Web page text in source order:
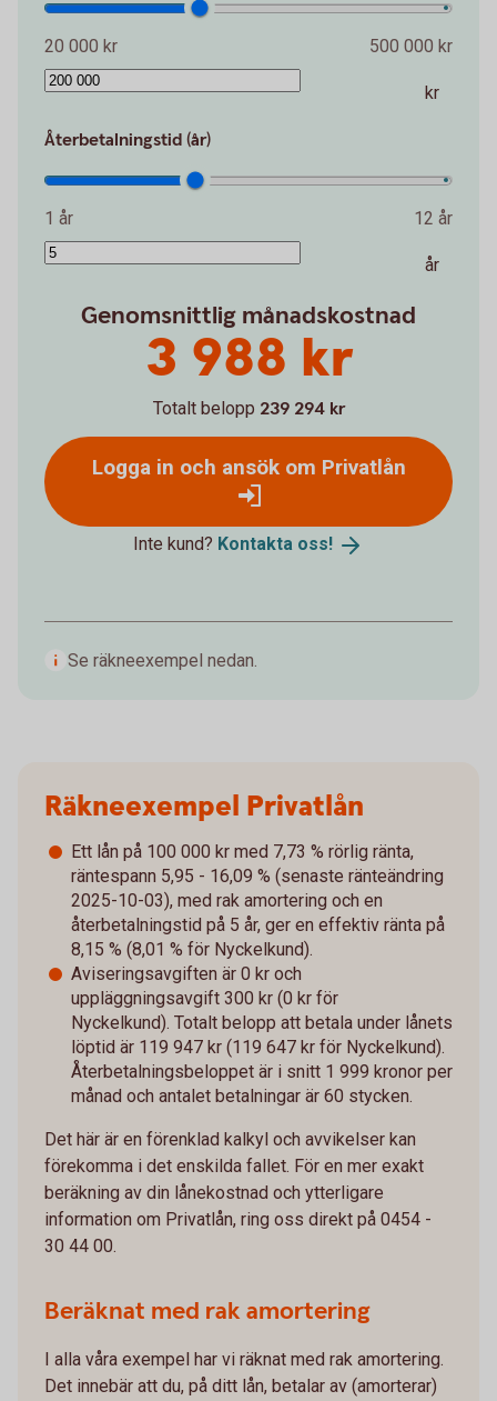
20 000 kr 500 000 kr
kr
Återbetalningstid (år)
1 år 12 år
år
Genomsnittlig månadskostnad
3 988 kr
Totalt belopp 239 294 kr
Logga in och ansök om Privatlån
Inte kund? Kontakta oss!
Se räkneexempel nedan.
Räkneexempel Privatlån
Ett lån på 100 000 kr med 7,73 % rörlig ränta,
räntespann 5,95 - 16,09 % (senaste ränteändring
2025-10-03), med rak amortering och en
återbetalningstid på 5 år, ger en effektiv ränta på
8,15 % (8,01 % för Nyckelkund).
Aviseringsavgiften är 0 kr och
uppläggningsavgift 300 kr (0 kr för
Nyckelkund). Totalt belopp att betala under lånets
löptid är 119 947 kr (119 647 kr för Nyckelkund).
Återbetalningsbeloppet är i snitt 1 999 kronor per
månad och antalet betalningar är 60 stycken.
Det här är en förenklad kalkyl och avvikelser kan
förekomma i det enskilda fallet. För en mer exakt
beräkning av din lånekostnad och ytterligare
information om Privatlån, ring oss direkt på 0454 -
30 44 00.
Beräknat med rak amortering
I alla våra exempel har vi räknat med rak amortering.
Det innebär att du, på ditt lån, betalar av (amorterar)